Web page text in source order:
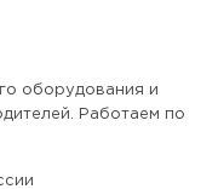
оборудования и
Работаем по